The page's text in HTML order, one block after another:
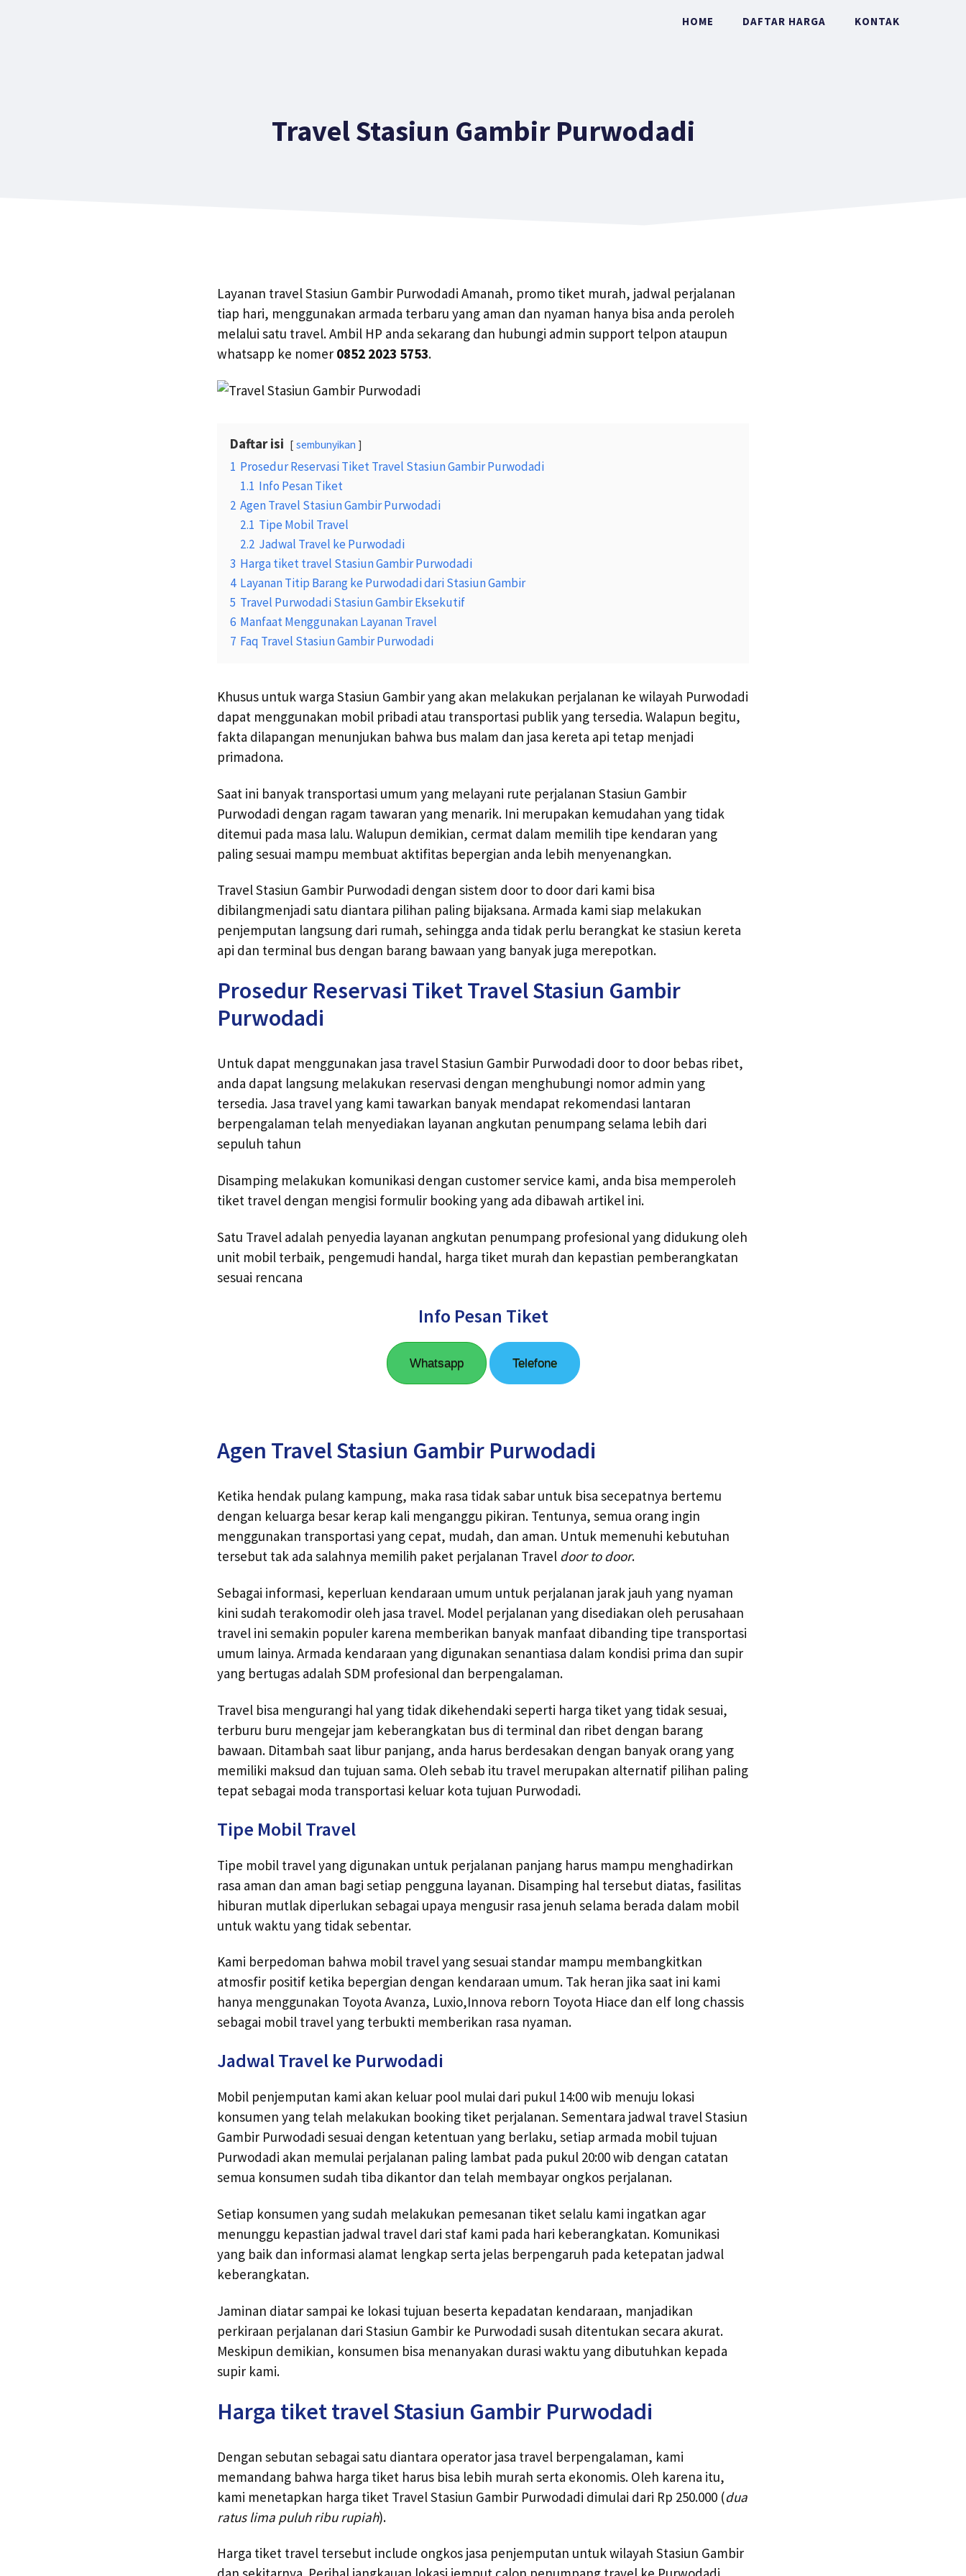
HOME DAFTAR HARGA KONTAK
Travel Stasiun Gambir Purwodadi
Layanan travel Stasiun Gambir Purwodadi Amanah, promo tiket murah, jadwal perjalanan
tiap hari, menggunakan armada terbaru yang aman dan nyaman hanya bisa anda peroleh
melalui satu travel. Ambil HP anda sekarang dan hubungi admin support telpon ataupun
whatsapp ke nomer 0852 2023 5753.
Daftar isi sembunyikan
1 Prosedur Reservasi Tiket Travel Stasiun Gambir Purwodadi
1.1 Info Pesan Tiket
2 Agen Travel Stasiun Gambir Purwodadi
2.1 Tipe Mobil Travel
2.2 Jadwal Travel ke Purwodadi
3 Harga tiket travel Stasiun Gambir Purwodadi
4 Layanan Titip Barang ke Purwodadi dari Stasiun Gambir
5 Travel Purwodadi Stasiun Gambir Eksekutif
6 Manfaat Menggunakan Layanan Travel
7 Faq Travel Stasiun Gambir Purwodadi
Khusus untuk warga Stasiun Gambir yang akan melakukan perjalanan ke wilayah Purwodadi
dapat menggunakan mobil pribadi atau transportasi publik yang tersedia. Walapun begitu,
fakta dilapangan menunjukan bahwa bus malam dan jasa kereta api tetap menjadi
primadona.
Saat ini banyak transportasi umum yang melayani rute perjalanan Stasiun Gambir
Purwodadi dengan ragam tawaran yang menarik. Ini merupakan kemudahan yang tidak
ditemui pada masa lalu. Walupun demikian, cermat dalam memilih tipe kendaran yang
paling sesuai mampu membuat aktifitas bepergian anda lebih menyenangkan.
Travel Stasiun Gambir Purwodadi dengan sistem door to door dari kami bisa
dibilangmenjadi satu diantara pilihan paling bijaksana. Armada kami siap melakukan
penjemputan langsung dari rumah, sehingga anda tidak perlu berangkat ke stasiun kereta
api dan terminal bus dengan barang bawaan yang banyak juga merepotkan.
Prosedur Reservasi Tiket Travel Stasiun Gambir
Purwodadi
Untuk dapat menggunakan jasa travel Stasiun Gambir Purwodadi door to door bebas ribet,
anda dapat langsung melakukan reservasi dengan menghubungi nomor admin yang
tersedia. Jasa travel yang kami tawarkan banyak mendapat rekomendasi lantaran
berpengalaman telah menyediakan layanan angkutan penumpang selama lebih dari
sepuluh tahun
Disamping melakukan komunikasi dengan customer service kami, anda bisa memperoleh
tiket travel dengan mengisi formulir booking yang ada dibawah artikel ini.
Satu Travel adalah penyedia layanan angkutan penumpang profesional yang didukung oleh
unit mobil terbaik, pengemudi handal, harga tiket murah dan kepastian pemberangkatan
sesuai rencana
Info Pesan Tiket
Whatsapp Telefone
Agen Travel Stasiun Gambir Purwodadi
Ketika hendak pulang kampung, maka rasa tidak sabar untuk bisa secepatnya bertemu
dengan keluarga besar kerap kali menganggu pikiran. Tentunya, semua orang ingin
menggunakan transportasi yang cepat, mudah, dan aman. Untuk memenuhi kebutuhan
tersebut tak ada salahnya memilih paket perjalanan Travel door to door.
Sebagai informasi, keperluan kendaraan umum untuk perjalanan jarak jauh yang nyaman
kini sudah terakomodir oleh jasa travel. Model perjalanan yang disediakan oleh perusahaan
travel ini semakin populer karena memberikan banyak manfaat dibanding tipe transportasi
umum lainya. Armada kendaraan yang digunakan senantiasa dalam kondisi prima dan supir
yang bertugas adalah SDM profesional dan berpengalaman.
Travel bisa mengurangi hal yang tidak dikehendaki seperti harga tiket yang tidak sesuai,
terburu buru mengejar jam keberangkatan bus di terminal dan ribet dengan barang
bawaan. Ditambah saat libur panjang, anda harus berdesakan dengan banyak orang yang
memiliki maksud dan tujuan sama. Oleh sebab itu travel merupakan alternatif pilihan paling
tepat sebagai moda transportasi keluar kota tujuan Purwodadi.
Tipe Mobil Travel
Tipe mobil travel yang digunakan untuk perjalanan panjang harus mampu menghadirkan
rasa aman dan aman bagi setiap pengguna layanan. Disamping hal tersebut diatas, fasilitas
hiburan mutlak diperlukan sebagai upaya mengusir rasa jenuh selama berada dalam mobil
untuk waktu yang tidak sebentar.
Kami berpedoman bahwa mobil travel yang sesuai standar mampu membangkitkan
atmosfir positif ketika bepergian dengan kendaraan umum. Tak heran jika saat ini kami
hanya menggunakan Toyota Avanza, Luxio,Innova reborn Toyota Hiace dan elf long chassis
sebagai mobil travel yang terbukti memberikan rasa nyaman.
Jadwal Travel ke Purwodadi
Mobil penjemputan kami akan keluar pool mulai dari pukul 14:00 wib menuju lokasi
konsumen yang telah melakukan booking tiket perjalanan. Sementara jadwal travel Stasiun
Gambir Purwodadi sesuai dengan ketentuan yang berlaku, setiap armada mobil tujuan
Purwodadi akan memulai perjalanan paling lambat pada pukul 20:00 wib dengan catatan
semua konsumen sudah tiba dikantor dan telah membayar ongkos perjalanan.
Setiap konsumen yang sudah melakukan pemesanan tiket selalu kami ingatkan agar
menunggu kepastian jadwal travel dari staf kami pada hari keberangkatan. Komunikasi
yang baik dan informasi alamat lengkap serta jelas berpengaruh pada ketepatan jadwal
keberangkatan.
Jaminan diatar sampai ke lokasi tujuan beserta kepadatan kendaraan, manjadikan
perkiraan perjalanan dari Stasiun Gambir ke Purwodadi susah ditentukan secara akurat.
Meskipun demikian, konsumen bisa menanyakan durasi waktu yang dibutuhkan kepada
supir kami.
Harga tiket travel Stasiun Gambir Purwodadi
Dengan sebutan sebagai satu diantara operator jasa travel berpengalaman, kami
memandang bahwa harga tiket harus bisa lebih murah serta ekonomis. Oleh karena itu,
kami menetapkan harga tiket Travel Stasiun Gambir Purwodadi dimulai dari Rp 250.000 (dua
ratus lima puluh ribu rupiah).
Harga tiket travel tersebut include ongkos jasa penjemputan untuk wilayah Stasiun Gambir